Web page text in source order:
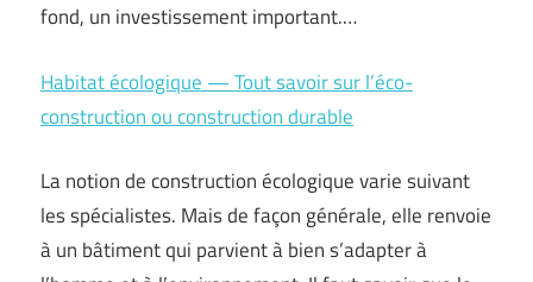
fond, un investissement important.…
Habitat écologique — Tout savoir sur l’éco-
construction ou construction durable
La notion de construction écologique varie suivant
les spécialistes. Mais de façon générale, elle renvoie
à un bâtiment qui parvient à bien s’adapter à